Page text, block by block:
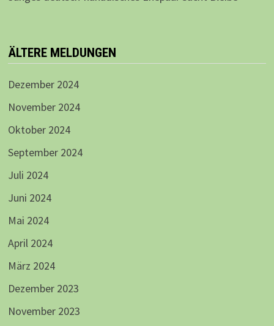
ÄLTERE MELDUNGEN
Dezember 2024
November 2024
Oktober 2024
September 2024
Juli 2024
Juni 2024
Mai 2024
April 2024
März 2024
Dezember 2023
November 2023